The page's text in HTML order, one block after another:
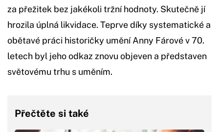
za přežitek bez jakékoli tržní hodnoty. Skutečně jí
hrozila úplná likvidace. Teprve díky systematické a
obětavé práci historičky umění Anny Fárové v 70.
letech byl jeho odkaz znovu objeven a představen
světovému trhu s uměním.
Přečtěte si také